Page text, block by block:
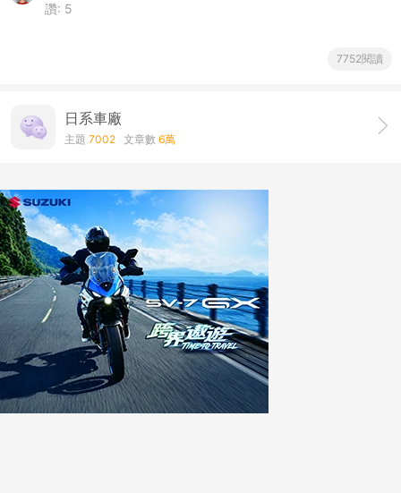
讚: 5
7752閱讀
日系車廠
主題 7002 文章數 6萬